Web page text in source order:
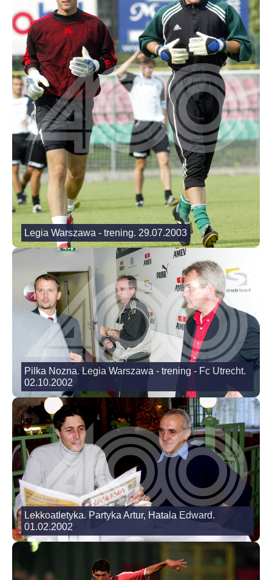
Legia Warszawa - trening. 29.07.2003
Pilka Nozna. Legia Warszawa - trening - Fc Utrecht.
02.10.2002
Lekkoatletyka. Partyka Artur, Hatala Edward.
01.02.2002